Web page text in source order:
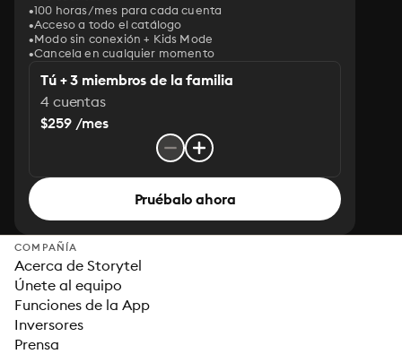
100 horas/mes para cada cuenta
Acceso a todo el catálogo
Modo sin conexión + Kids Mode
Cancela en cualquier momento
Tú + 3 miembros de la familia
4 cuentas
$259 /mes
Pruébalo ahora
COMPAÑÍA
Acerca de Storytel
Únete al equipo
Funciones de la App
Inversores
Prensa